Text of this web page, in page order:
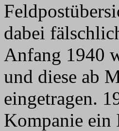
dabei
Anfang 1940
und diese ab
eingetragen.
Kompanie ein